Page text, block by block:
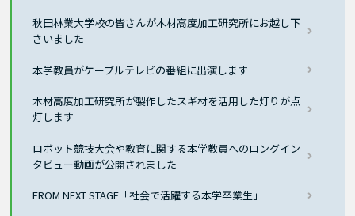
秋田林業大学校の皆さんが木材高度加工研究所にお越し下
さいました
本学教員がケーブルテレビの番組に出演します
木材高度加工研究所が製作したスギ材を活用した灯りが点
灯します
ロボット競技大会や教育に関する本学教員へのロングイン
タビュー動画が公開されました
FROM NEXT STAGE「社会で活躍する本学卒業生」